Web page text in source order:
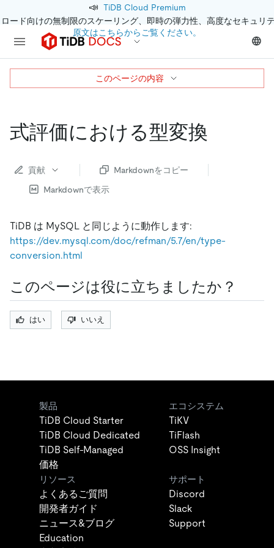
📣 TiDB Cloud Premium
ード向けの無制限のスケーリング、即時の弾力性、高度なセキュリ
原文はこちらからご覧ください。
式評価における型変換
貢献
Markdownをコピー
Markdownで表示
TiDB は MySQL と同じように動作します:
https://dev.mysql.com/doc/refman/5.7/en/type-
conversion.html
このページは役に立ちましたか？
はい いいえ
このページの内容
製品
TiDB Cloud Starter
TiDB Cloud Dedicated
TiDB Self-Managed
価格
エコシステム
TiKV
TiFlash
OSS Insight
リソース
よくあるご質問
開発者ガイド
ニュース&ブログ
Education
サポート
Discord
Slack
Support